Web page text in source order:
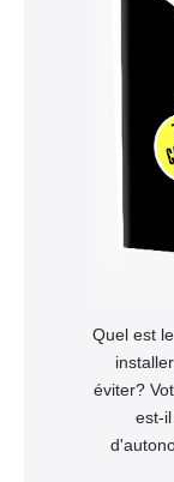
Quel est
éviter?
est-